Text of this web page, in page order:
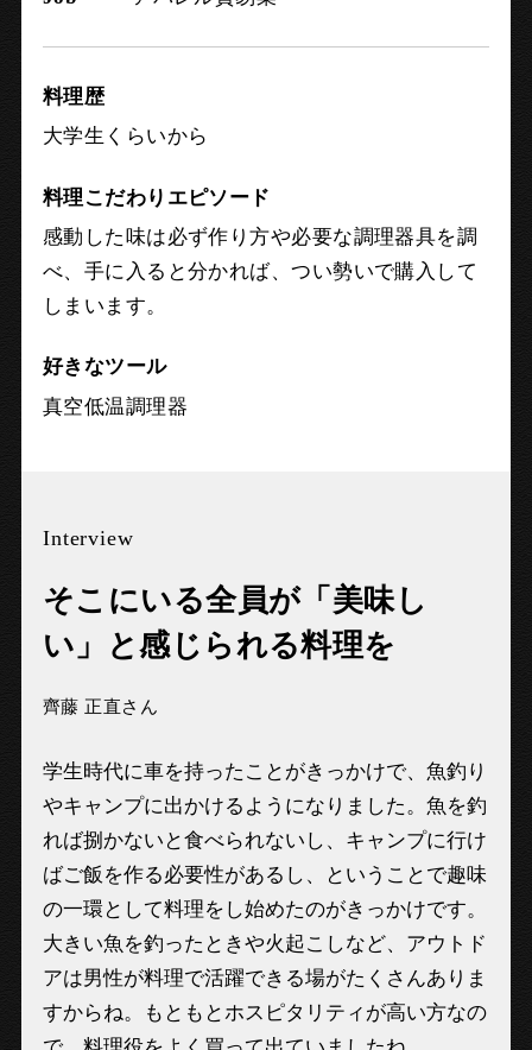
料理歴
大学生くらいから
料理こだわりエピソード
感動した味は必ず作り方や必要な調理器具を調
べ、手に入ると分かれば、つい勢いで購入して
しまいます。
好きなツール
真空低温調理器
Interview
そこにいる全員が「美味し
い」と感じられる料理を
齊藤 正直さん
学生時代に車を持ったことがきっかけで、魚釣り
やキャンプに出かけるようになりました。魚を釣
れば捌かないと食べられないし、キャンプに行け
ばご飯を作る必要性があるし、ということで趣味
の一環として料理をし始めたのがきっかけです。
大きい魚を釣ったときや火起こしなど、アウトド
アは男性が料理で活躍できる場がたくさんありま
すからね。もともとホスピタリティが高い方なの